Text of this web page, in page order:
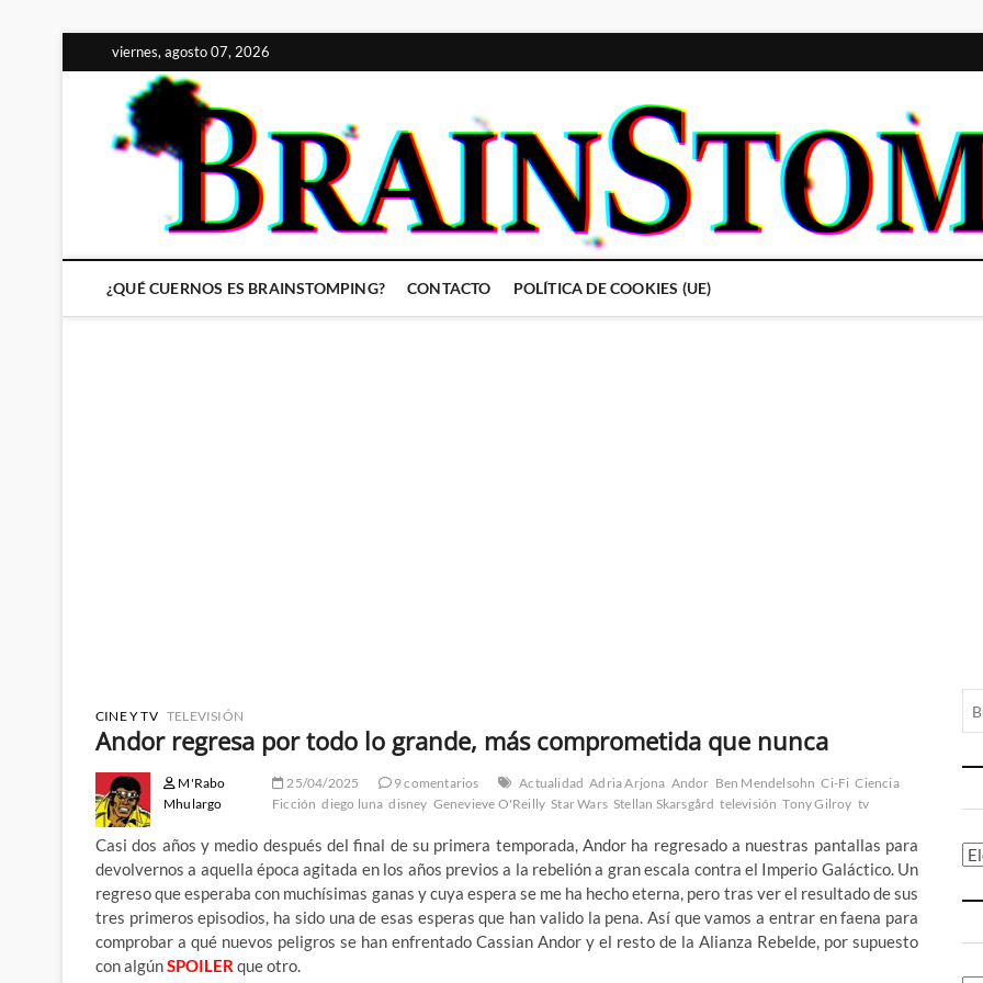
al
contenido
viernes, agosto 07, 2026
¿QUÉ CUERNOS ES BRAINSTOMPING? CONTACTO POLÍTICA DE COOKIES (UE)
CINE Y TV TELEVISIÓN
Andor regresa por todo lo grande, más comprometida que nunca
M'Rabo
Mhulargo
25/04/2025 9 comentarios Actualidad Adria Arjona Andor Ben Mendelsohn Ci-Fi Ciencia
Ficción diego luna disney Genevieve O'Reilly Star Wars Stellan Skarsgård televisión Tony Gilroy tv
Casi dos años y medio después del final de su primera temporada, Andor ha regresado a nuestras pantallas para
devolvernos a aquella época agitada en los años previos a la rebelión a gran escala contra el Imperio Galáctico. Un
regreso que esperaba con muchísimas ganas y cuya espera se me ha hecho eterna, pero tras ver el resultado de sus
tres primeros episodios, ha sido una de esas esperas que han valido la pena. Así que vamos a entrar en faena para
comprobar a qué nuevos peligros se han enfrentado Cassian Andor y el resto de la Alianza Rebelde, por supuesto
con algúnSPOILER que otro.